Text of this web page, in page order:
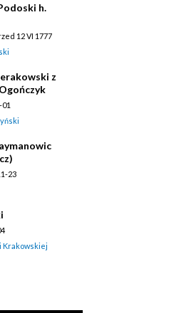
h.
12 VI 1777
z
23
Krakowskiej